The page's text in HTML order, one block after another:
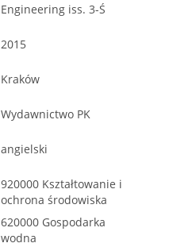
Engineering iss. 3-Ś
2015
Kraków
Wydawnictwo PK
angielski
920000 Kształtowanie i
ochrona środowiska
620000 Gospodarka
wodna